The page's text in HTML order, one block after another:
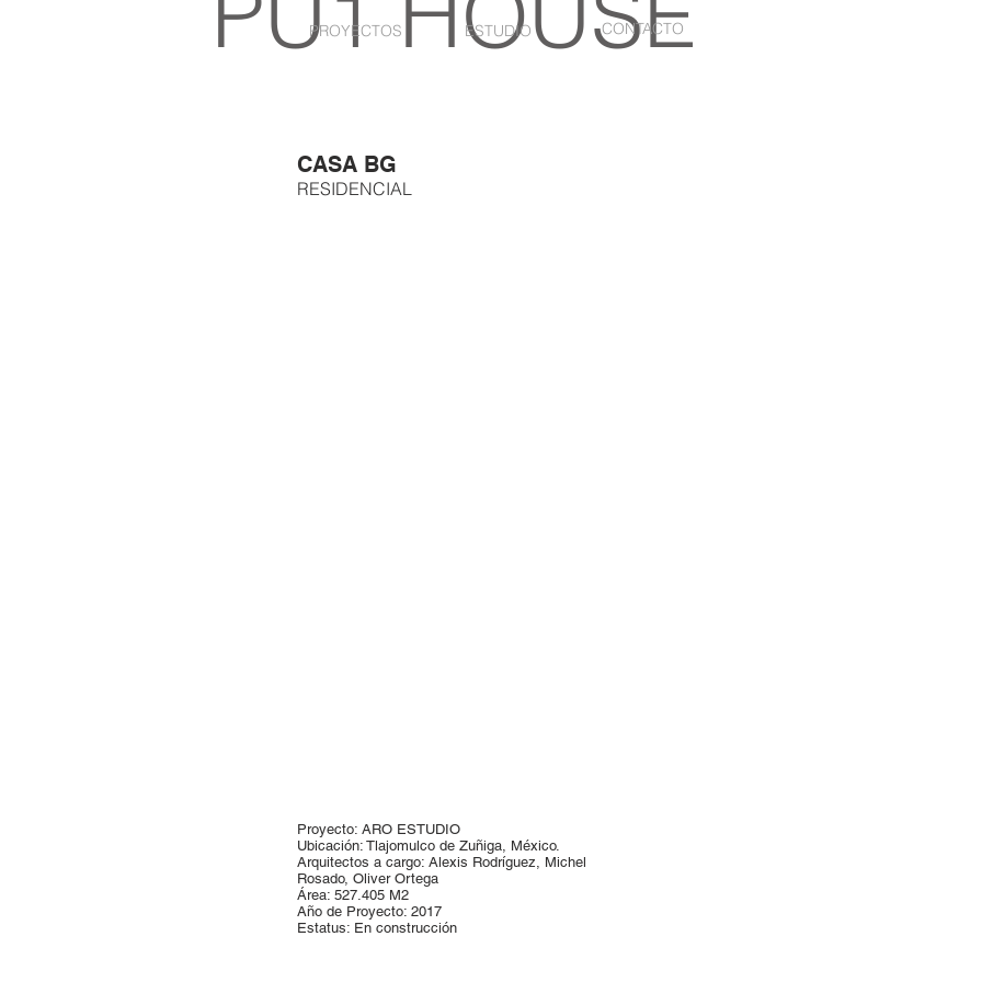
PROYECTOS ESTUDIO CONTACTO
CASA BG
RESIDENCIAL
Proyecto: ARO ESTUDIO
Ubicación: Tlajomulco de Zuñiga, México.
Arquitectos a cargo: Alexis Rodríguez, Michel
Rosado, Oliver Ortega
Área: 527.405 M2
Año de Proyecto: 2017
Estatus: En construcción